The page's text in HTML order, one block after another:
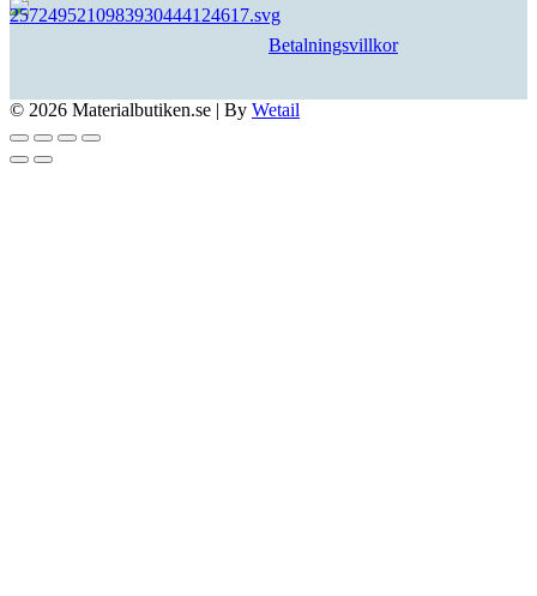
Betalningsvillkor
© 2026 Materialbutiken.se | By Wetail